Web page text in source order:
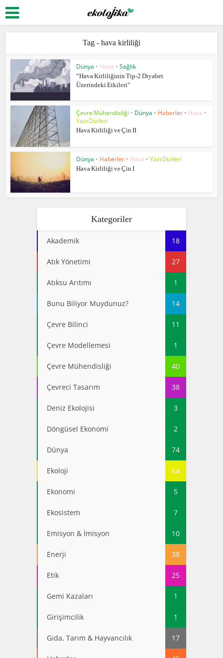
Tag - hava kirliliği
Dünya • Hava • Sağlık
“Hava Kirliliğinin Tip-2 Diyabet
Üzerindeki Etkileri”
Çevre Mühendisliği • Dünya • Haberler • Hava •
Yazı Dizileri
Hava Kirliliği ve Çin II
Dünya • Haberler • Hava • Yazı Dizileri
Hava Kirliliği ve Çin I
Kategoriler
Akademik 18
Atık Yönetimi 27
Atıksu Arıtımı 1
Bunu Biliyor Muydunuz? 14
Çevre Bilinci 11
Çevre Modellemesi 1
Çevre Mühendisliği 40
Çevreci Tasarım 38
Deniz Ekolojisi 3
Döngüsel Ekonomi 2
Dünya 74
Ekoloji 64
Ekonomi 5
Ekosistem 7
Emisyon & İmisyon 10
Enerji 38
Etik 25
Gemi Kazaları 1
Girişimcilik 1
Gıda, Tarım & Hayvancılık 17